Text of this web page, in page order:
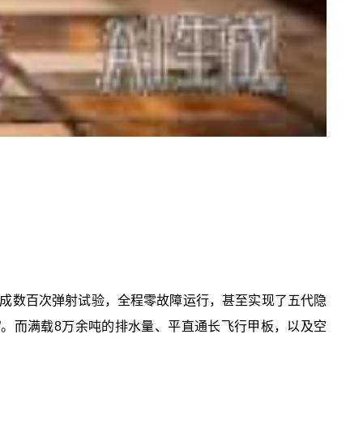
数百次弹射试验，全程零故障运行，甚至实现了五代隐
而满载8万余吨的排水量、平直通长飞行甲板，以及空